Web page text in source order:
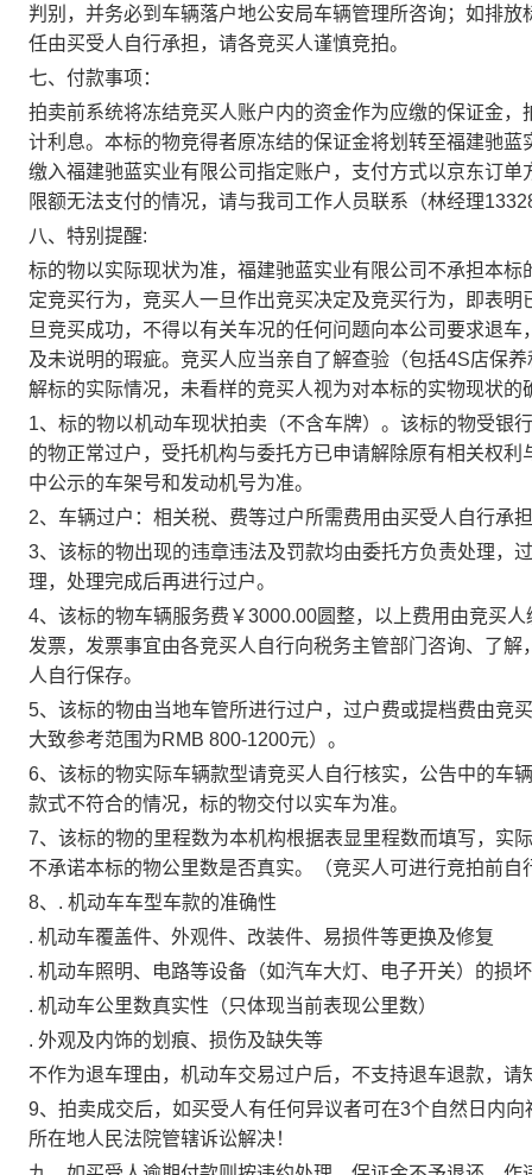
判别，并务必到车辆落户地公安局车辆管理所咨询；如排
任由买受人自行承担，请各竞买人谨慎竞拍。
七、付款事项：
拍卖前系统将冻结竞买人账户内的资金作为应缴的保证金
计利息。本标的物竞得者原冻结的保证金将划转至福建驰蓝
缴入福建驰蓝实业有限公司指定账户， 支付方式以京东订单
限额无法支付的情况， 请与我司工作人员联系（林经理
八、特别提醒:
标的物以实际现状为准，福建驰蓝实业有限公司不承担本标
定竞买行为，竞买人一旦作出竞买决定及竞买行为，即表
旦竞买成功，不得以有关车况的任何问题向本公司要求退
及未说明的瑕疵。竞买人应当亲自了解查验（包括4S店保养
解标的实际情况，未看样的竞买人视为对本标的实物现状的
1、标的物以机动车现状拍卖（不含车牌）。该标的物受银
的物正常过户，受托机构与委托方已申请解除原有相关权
中公示的车架号和发动机号为准。
2、车辆过户：相关税、费等过户所需费用由买受人自行承
3、该标的物出现的违章违法及罚款均由委托方负责处理，
理，处理完成后再进行过户。
4、 该标的物车辆服务费￥3000.00圆整，以上费用由竞买人
发票，发票事宜由各竞买人自行向税务主管部门咨询、了
人自行保存。
5、该标的物由当地车管所进行过户，过户费或提档费由竞
大致参考范围为RMB 800-1200元）。
6、该标的物实际车辆款型请竞买人自行核实，公告中的车
款式不符合的情况，标的物交付以实车为准。
7、该标的物的里程数为本机构根据表显里程数而填写，实
不承诺本标的物公里数是否真实。（竞买人可进行竞拍前自
8、 . 机动车车型车款的准确性
. 机动车覆盖件、外观件、改装件、易损件等更换及修复
. 机动车照明、电路等设备（如汽车大灯、电子开关）的损
. 机动车公里数真实性（只体现当前表现公里数）
. 外观及内饰的划痕、损伤及缺失等
不作为退车理由，机动车交易过户后，不支持退车退款，请
9、拍卖成交后，如买受人有任何异议者可在3个自然日内向
所在地人民法院管辖诉讼解决！